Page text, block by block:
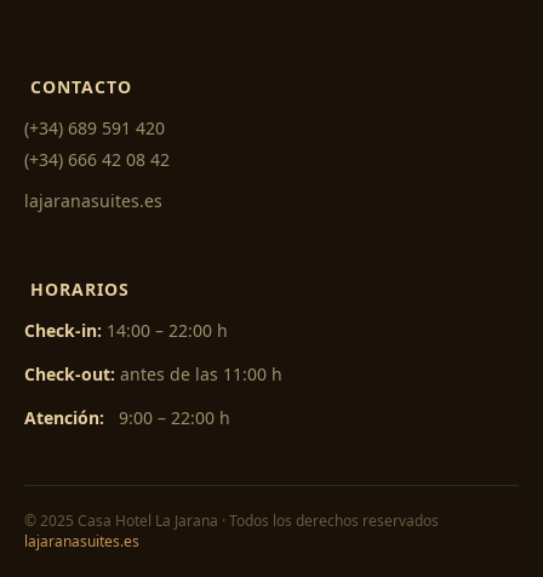
CONTACTO
(+34) 689 591 420
(+34) 666 42 08 42
lajaranasuites.es
HORARIOS
Check-in: 14:00 – 22:00 h
Check-out: antes de las 11:00 h
Atención: 9:00 – 22:00 h
© 2025 Casa Hotel La Jarana · Todos los derechos reservados
lajaranasuites.es